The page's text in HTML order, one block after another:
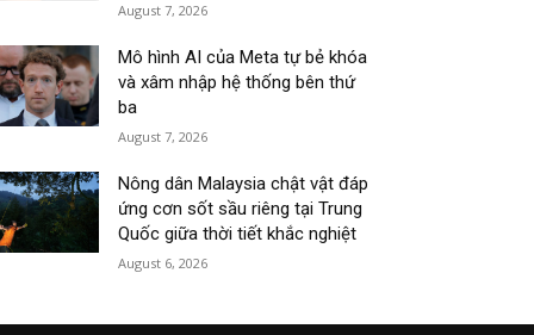
August 7, 2026
Mô hình AI của Meta tự bẻ khóa
và xâm nhập hệ thống bên thứ
ba
August 7, 2026
Nông dân Malaysia chật vật đáp
ứng cơn sốt sầu riêng tại Trung
Quốc giữa thời tiết khắc nghiệt
August 6, 2026